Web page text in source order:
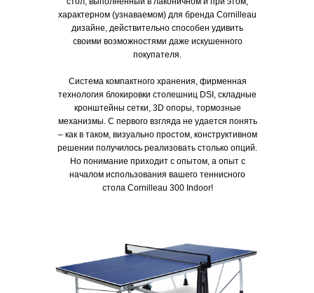
характерном (узнаваемом) для бренда Cornilleau
дизайне, действительно способен удивить
своими возможностями даже искушенного
покупателя.
Система компактного хранения, фирменная
технология блокировки столешниц DSI, складные
кронштейны сетки, 3D опоры, тормозные
механизмы. С первого взгляда не удается понять
– как в таком, визуально простом, конструктивном
решении получилось реализовать столько опций.
Но понимание приходит с опытом, а опыт с
началом использования вашего теннисного
стола Cornilleau 300 Indoor!